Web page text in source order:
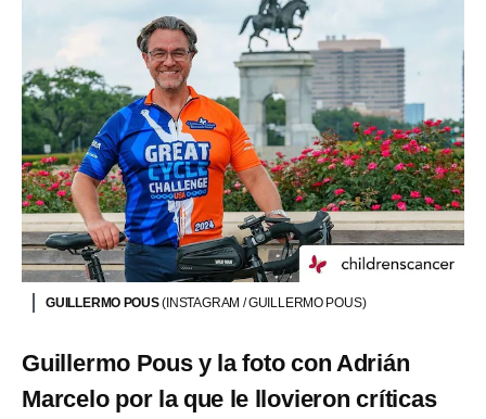
GUILLERMO POUS(INSTAGRAM / GUILLERMO POUS)
Guillermo Pous y la foto con Adrián
Marcelo por la que le llovieron críticas